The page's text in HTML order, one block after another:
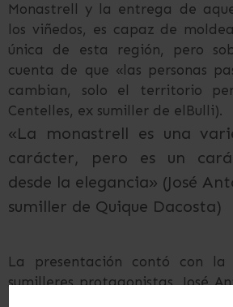
Monastrell y la entrega de
los viñedos, es capaz de
única de esta región, pero
cuenta de que «las personas
cambian, solo el territorio
Centelles, ex sumiller de elBulli).
«La monastrell es una
carácter, pero es un
desde la elegancia» (José
sumiller de Quique Dacosta)
La presentación contó con la
sumilleres protagonistas, José